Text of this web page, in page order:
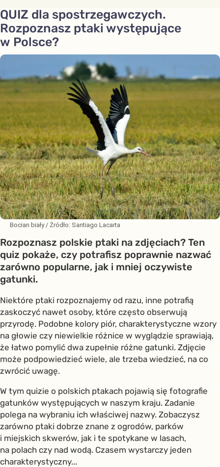
QUIZ dla spostrzegawczych.
Rozpoznasz ptaki występujące
w Polsce?
Bocian biały / Źródło: Santiago Lacarta
Rozpoznasz polskie ptaki na zdjęciach? Ten
quiz pokaże, czy potrafisz poprawnie nazwać
zarówno popularne, jak i mniej oczywiste
gatunki.
Niektóre ptaki rozpoznajemy od razu, inne potrafią
zaskoczyć nawet osoby, które często obserwują
przyrodę. Podobne kolory piór, charakterystyczne wzory
na głowie czy niewielkie różnice w wyglądzie sprawiają,
że łatwo pomylić dwa zupełnie różne gatunki. Zdjęcie
może podpowiedzieć wiele, ale trzeba wiedzieć, na co
zwrócić uwagę.
W tym quizie o polskich ptakach pojawią się fotografie
gatunków występujących w naszym kraju. Zadanie
polega na wybraniu ich właściwej nazwy. Zobaczysz
zarówno ptaki dobrze znane z ogrodów, parków
i miejskich skwerów, jak i te spotykane w lasach,
na polach czy nad wodą. Czasem wystarczy jeden
charakterystyczny...